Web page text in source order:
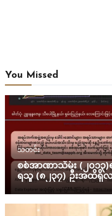
You Missed
သတင်း
စစ်အာဏာသိမ်း (၂၀၁
ရသူ (၈၂၃၇) ဦးအထိရှိလ